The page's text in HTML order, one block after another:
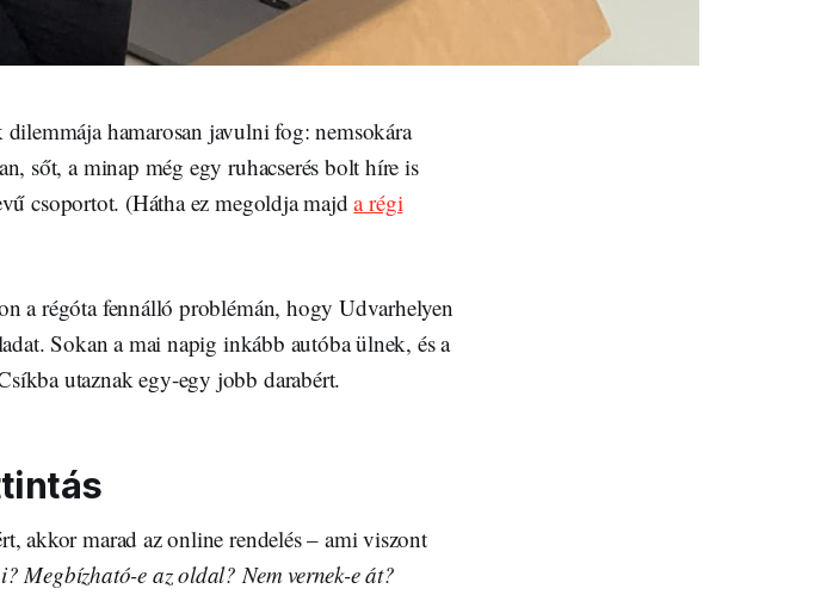
hamarosan javulni fog: nemsokára
sőt, a minap még egy ruhacserés bolt híre is
csoportot. (Hátha ez megoldja majda régi
a régóta fennálló problémán, hogy Udvarhelyen
Sokan a mai napig inkább autóba ülnek, és a
utaznak egy-egy jobb darabért.
akkor marad az online rendelés – ami viszont
Megbízható-e az oldal? Nem vernek-e át?